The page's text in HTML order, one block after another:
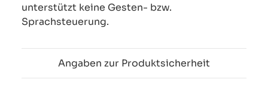
unterstützt keine Gesten- bzw.
Sprachsteuerung.
Angaben zur Produktsicherheit